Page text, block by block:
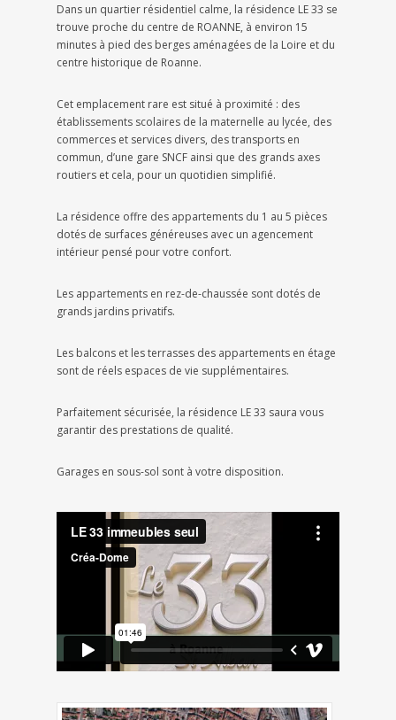
Dans un quartier résidentiel calme, la résidence LE 33 se
trouve proche du centre de ROANNE, à environ 15
minutes à pied des berges aménagées de la Loire et du
centre historique de Roanne.
Cet emplacement rare est situé à proximité : des
établissements scolaires de la maternelle au lycée, des
commerces et services divers, des transports en
commun, d’une gare SNCF ainsi que des grands axes
routiers et cela, pour un quotidien simplifié.
La résidence offre des appartements du 1 au 5 pièces
dotés de surfaces généreuses avec un agencement
intérieur pensé pour votre confort.
Les appartements en rez-de-chaussée sont dotés de
grands jardins privatifs.
Les balcons et les terrasses des appartements en étage
sont de réels espaces de vie supplémentaires.
Parfaitement sécurisée, la résidence LE 33 saura vous
garantir des prestations de qualité.
Garages en sous-sol sont à votre disposition.